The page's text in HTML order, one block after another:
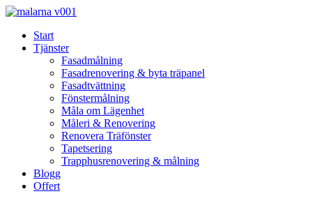
Skip
contentStart
Tjänster
Fasadmålning
Fasadrenovering & byta träpanel
Fasadtvättning
Fönstermålning
Måla om Lägenhet
Måleri & Renovering
Renovera Träfönster
Tapetsering
Trapphusrenovering & målning
Blogg
Offert